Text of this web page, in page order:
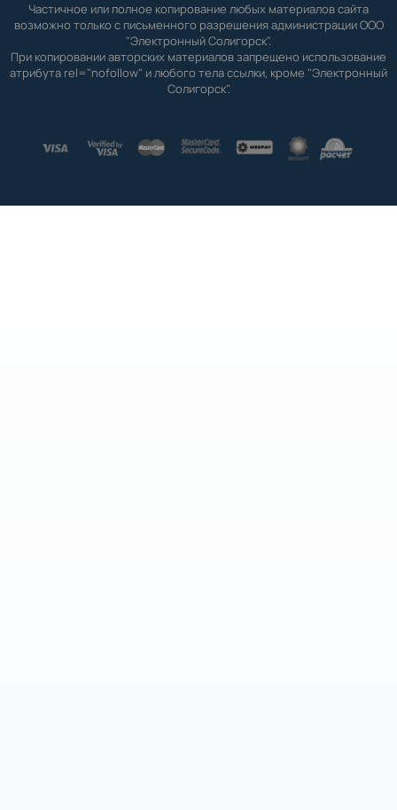
Частичное или полное копирование любых материалов сайта
возможно только с письменного разрешения администрации ООО
"Электронный Солигорск".
При копировании авторских материалов запрещено использование
атрибута rel="nofollow" и любого тела ссылки, кроме "Электронный
Солигорск".